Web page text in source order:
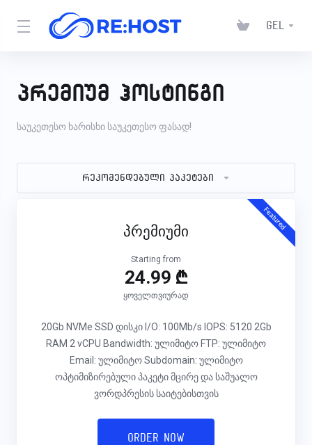
GEL
პრემიუმ ჰოსტინგი
საუკეთესო ხარისხი საუკეთესო ფასად!
რეკომენდებული პაკეტები
Featured
პრემიუმი
Starting from
24.99 ₾
ყოველთვიურად
20Gb NVMe SSD დისკი I/O: 100Mb/s IOPS: 5120 2Gb
RAM 2 vCPU Bandwidth: ულიმიტო FTP: ულიმიტო
Email: ულიმიტო Subdomain: ულიმიტო
ოპტიმიზირებული პაკეტი მცირე და საშუალო
ვორდპრესის საიტებისთვის
Order Now